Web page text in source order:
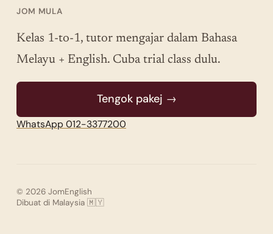
JOM MULA
Kelas 1-to-1, tutor mengajar dalam Bahasa
Melayu + English. Cuba trial class dulu.
Tengok pakej →
WhatsApp 012-3377200
© 2026 JomEnglish
Dibuat di Malaysia 🇲🇾